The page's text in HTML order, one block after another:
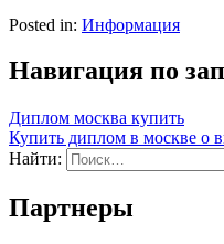
Posted in: Информация
Навигация по
Диплом москва купить
Купить диплом в москве о
Найти:
Партнеры